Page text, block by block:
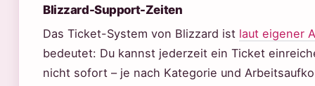
Blizzard-Support-Zeiten
Das Ticket-System von Blizzard ist laut eigener
bedeutet: Du kannst jederzeit ein Ticket
nicht sofort – je nach Kategorie und